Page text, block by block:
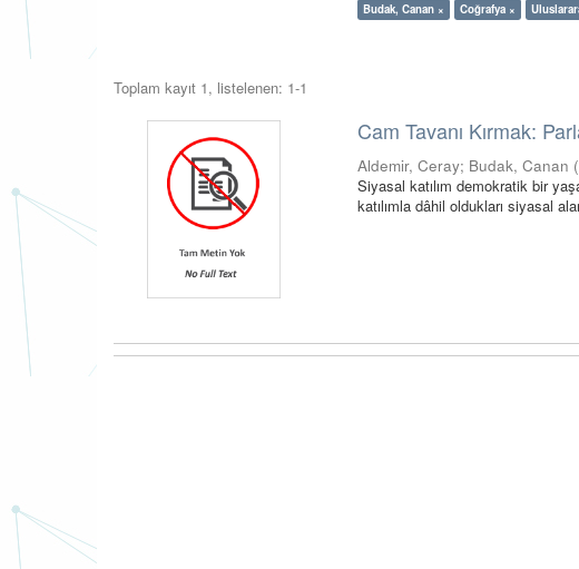
Budak, Canan × Coğrafya ×
Toplam kayıt 1, listelenen: 1-1
Cam Tavanı Kırmak:
Aldemir, Ceray; Budak, Canan (
Siyasal katılım demokratik bir
katılımla dâhil oldukları siyasal